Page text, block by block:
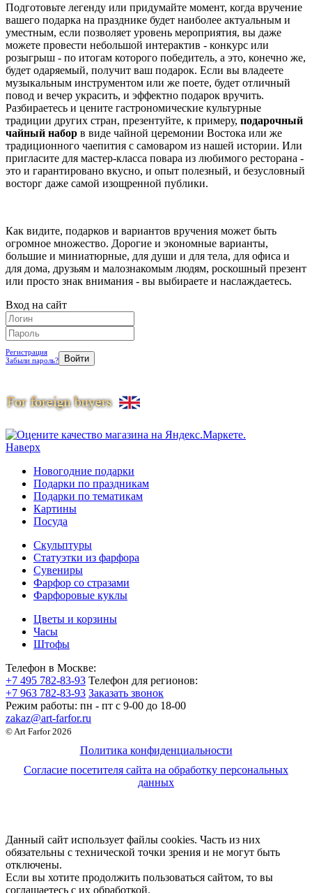
Подготовьте легенду или придумайте момент, когда вручение
вашего подарка на празднике будет наиболее актуальным и
уместным, если позволяет уровень мероприятия, вы даже
можете провести небольшой интерактив - конкурс или
розыгрыш - по итогам которого победитель, а это, конечно же,
будет одаряемый, получит ваш подарок. Если вы владеете
музыкальным инструментом или же поете, будет отличный
повод и вечер украсить, и эффектно подарок вручить.
Разбираетесь и цените гастрономические культурные
традиции других стран, презентуйте, к примеру, подарочный
чайный набор в виде чайной церемонии Востока или же
традиционного чаепития с самоваром из нашей истории. Или
пригласите для мастер-класса повара из любимого ресторана -
это и гарантировано вкусно, и опыт полезный, и безусловный
восторг даже самой изощренной публики.
Как видите, подарков и вариантов вручения может быть
огромное множество. Дорогие и экономные варианты,
большие и миниатюрные, для души и для тела, для офиса и
для дома, друзьям и малознакомым людям, роскошный презент
или просто знак внимания - вы выбираете и наслаждаетесь.
Вход на сайт
Регистрация
Забыли пароль?
Наверх
Новогодние подарки
Подарки по праздникам
Подарки по тематикам
Картины
Посуда
Скульптуры
Статуэтки из фарфора
Сувениры
Фарфор со стразами
Фарфоровые куклы
Цветы и корзины
Часы
Штофы
Телефон в Москве:
+7 495 782-83-93 Телефон для регионов:
+7 963 782-83-93 Заказать звонок
Режим работы: пн - пт c 9-00 до 18-00
zakaz@art-farfor.ru
© Art Farfor 2026
Политика конфиденциальности
Согласие посетителя сайта на обработку персональных
данных
Данный сайт использует файлы cookies. Часть из них
обязательны с технической точки зрения и не могут быть
отключены.
Если вы хотите продолжить пользоваться сайтом, то вы
соглашаетесь с их обработкой.